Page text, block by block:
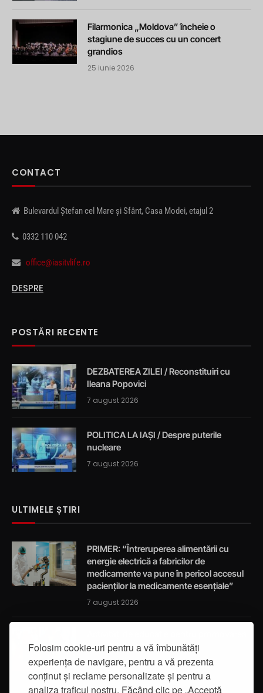
Folosim cookie-uri pentru a vă îmbunătăți
experiența de navigare, pentru a vă prezenta
conținut și reclame personalizate și pentru a
analiza traficul nostru. Făcând clic pe „Acceptă
Filarmonica „Moldova” încheie o
stagiune de succes cu un concert
grandios
25 iunie 2026
CONTACT
Bulevardul Ștefan cel Mare și Sfânt, Casa Modei, etajul 2
0332 110 042
office@iasitvlife.ro
DESPRE
POSTĂRI RECENTE
DEZBATEREA ZILEI / Reconstituiri cu
Ileana Popovici
7 august 2026
POLITICA LA IAȘI / Despre puterile
nucleare
7 august 2026
ULTIMELE ȘTIRI
PRIMER: “Întreruperea alimentării cu
energie electrică a fabricilor de
medicamente va pune în pericol accesul
pacienților la medicamente esențiale”
7 august 2026
integrității
7 august 2026